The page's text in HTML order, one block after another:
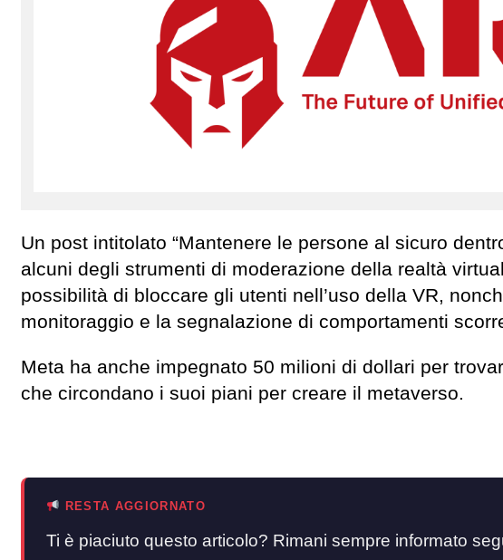
Un post intitolato “Mantenere le persone al sicuro
alcuni degli strumenti di moderazione della realtà
possibilità di bloccare gli utenti nell’uso della VR,
monitoraggio e la segnalazione di comportamenti
Meta ha anche impegnato 50 milioni di dollari per
che circondano i suoi piani per creare il metaverso.
RESTA AGGIORNATO
Ti è piaciuto questo articolo? Rimani sempre informato